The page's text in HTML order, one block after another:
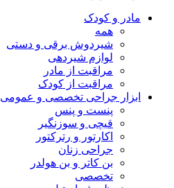
مادر و کودک
همه
شیردوش برقی و دستی
لوازم شیردهی
مراقبت از مادر
مراقبت از کودک
ابزار جراحی تخصصی و عمومی
پنست و پنس
قیچی و سوزنگیر
اکارتور و رترکتور
جراحی زنان
بن کاتر و بن هولدر
تخصصی